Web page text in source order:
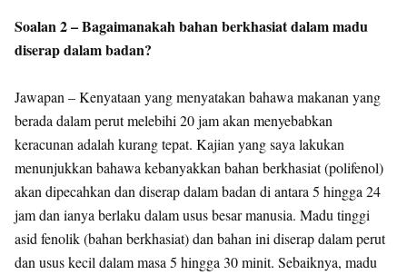
Soalan 2 – Bagaimanakah bahan berkhasiat dalam madu
diserap dalam badan?
Jawapan – Kenyataan yang menyatakan bahawa makanan yang
berada dalam perut melebihi 20 jam akan menyebabkan
keracunan adalah kurang tepat. Kajian yang saya lakukan
menunjukkan bahawa kebanyakkan bahan berkhasiat (polifenol)
akan dipecahkan dan diserap dalam badan di antara 5 hingga 24
jam dan ianya berlaku dalam usus besar manusia. Madu tinggi
asid fenolik (bahan berkhasiat) dan bahan ini diserap dalam perut
dan usus kecil dalam masa 5 hingga 30 minit. Sebaiknya, madu